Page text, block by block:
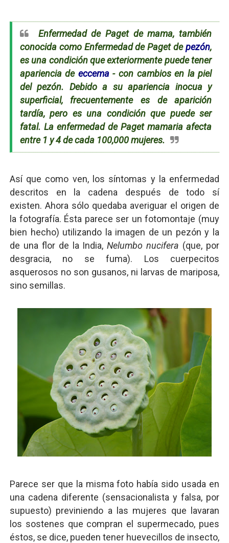
Enfermedad de Paget de mama, también
conocida como Enfermedad de Paget depezón,
es una condición que exteriormente puede tener
apariencia de eccema- con cambios en la piel
del pezón. Debido a su apariencia inocua y
superficial, frecuentemente es de aparición
tardía, pero es una condición que puede ser
fatal. La enfermedad de Paget mamaria afecta
entre 1 y 4 de cada 100,000 mujeres.
Así que como ven, los síntomas y la enfermedad
descritos en la cadena después de todo sí
existen. Ahora sólo quedaba averiguar el origen de
la fotografía. Ésta parece ser un fotomontaje (muy
bien hecho) utilizando la imagen de un pezón y la
de una flor de la India,Nelumbo nucifera (que, por
desgracia, no se fuma). Los cuerpecitos
asquerosos no son gusanos, ni larvas de mariposa,
sino semillas.
Parece ser que la misma foto había sido usada en
una cadena diferente (sensacionalista y falsa, por
supuesto) previniendo a las mujeres que lavaran
los sostenes que compran el supermecado, pues
éstos, se dice, pueden tener huevecillos de insecto,